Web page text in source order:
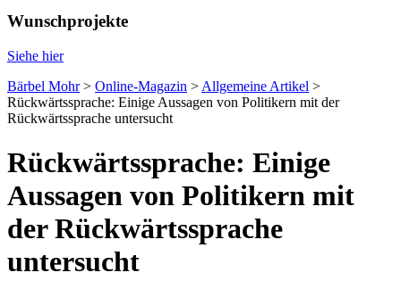
Wunschprojekte
Siehe hier
Bärbel Mohr> Online-Magazin > Allgemeine Artikel >
Rückwärtssprache: Einige Aussagen von Politikern mit der
Rückwärtssprache untersucht
Rückwärtssprache: Einige
Aussagen von Politikern mit
der Rückwärtssprache
untersucht